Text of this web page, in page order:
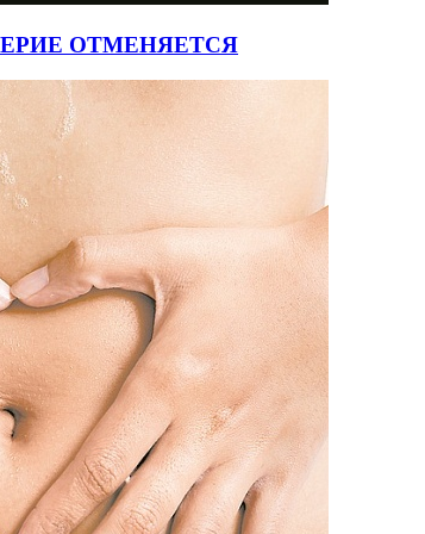
ОТМЕНЯЕТСЯ